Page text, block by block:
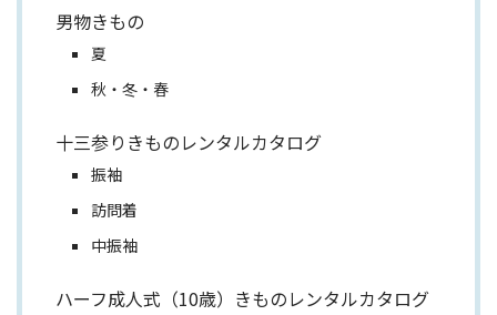
男物きもの
夏
秋・冬・春
十三参りきものレンタルカタログ
振袖
訪問着
中振袖
ハーフ成人式（10歳）きものレンタルカタログ